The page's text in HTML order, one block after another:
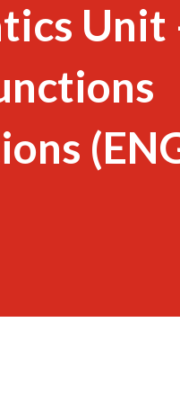
Unit